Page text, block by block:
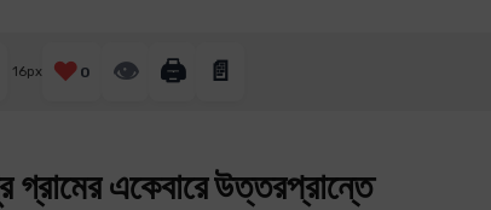
16px ❤️ 0 👁 🖨️ 📄
গ্রামের একেবারে উত্তরপ্রান্তে